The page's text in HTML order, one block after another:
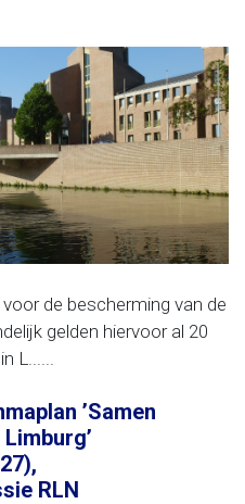
de bescherming van de
gelden hiervoor al 20
L......
’Samen
RLN